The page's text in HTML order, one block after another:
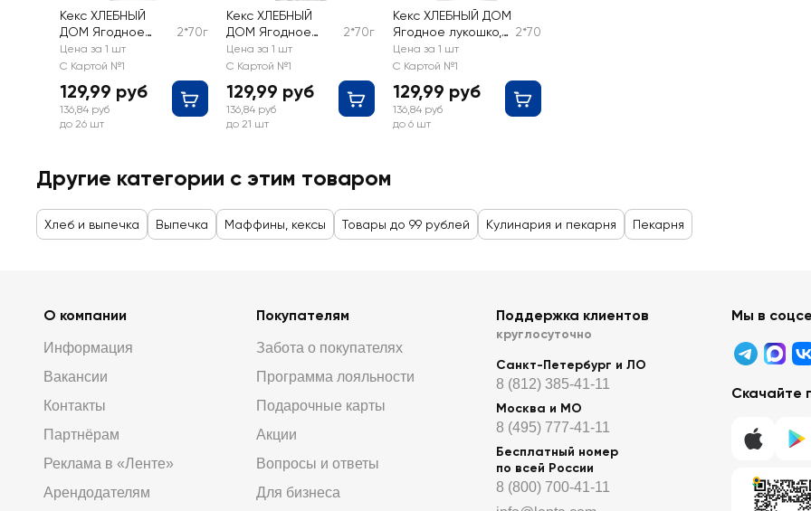
Кекс ХЛЕБНЫЙ
ДОМ Ягодное
Лукошко с
вишневой
2*70г
Цена за 1 шт
С Картой №1
129,99 руб
136,84 руб
до 26 шт
Кекс ХЛЕБНЫЙ
ДОМ Ягодное
Лукошко с
черникой, 2х70г
2*70г
Цена за 1 шт
С Картой №1
129,99 руб
136,84 руб
до 21 шт
Кекс ХЛЕБНЫЙ ДОМ
Ягодное лукошко,
манго-маракуйя,
2х70г
2*70
Цена за 1 шт
С Картой №1
129,99 руб
136,84 руб
до 6 шт
Другие категории с этим товаром
Хлеб и выпечка Выпечка Маффины, кексы Товары до 99 рублей Кулинария и пекарня Пекарня
О компании
Информация
Вакансии
Контакты
Партнёрам
Реклама в «Ленте»
Арендодателям
Покупателям
Забота о покупателях
Программа лояльности
Подарочные карты
Акции
Вопросы и ответы
Для бизнеса
Поддержка клиентов
круглосуточно
Санкт-Петербург и ЛО
8 (812) 385-41-11
Москва и МО
8 (495) 777-41-11
Бесплатный номер
по всей России
8 (800) 700-41-11
Мы в
Скачайте